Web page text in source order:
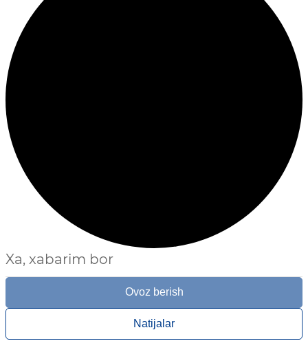
Xa, xabarim bor
Ovoz berish
Natijalar